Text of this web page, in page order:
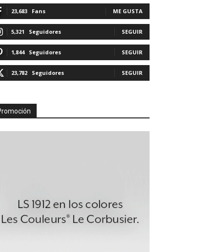
23,683 Fans ME GUSTA
5,321 Seguidores SEGUIR
1,844 Seguidores SEGUIR
23,782 Seguidores SEGUIR